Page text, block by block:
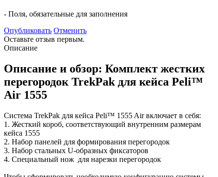
- Поля, обязательные для заполнения
Опубликовать Отменить
Оставьте отзыв первым.
Описание
Описание и обзор: Комплект жестких
перегородок TrekPak для кейса Peli™
Air 1555
Система TrekPak для кейса Peli™ 1555 Air включает в себя:
1. Жесткий короб, соответствующий внутренним размерам
кейса 1555
2. Набор панелей для формирования перегородок
3. Набор стальных U-образных фиксаторов
4. Специальный нож для нарезки перегородок